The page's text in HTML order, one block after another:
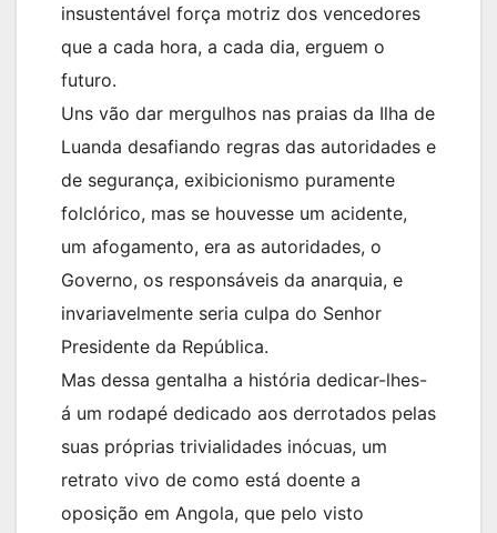
insustentável força motriz dos vencedores
que a cada hora, a cada dia, erguem o
futuro.
Uns vão dar mergulhos nas praias da Ilha de
Luanda desafiando regras das autoridades e
de segurança, exibicionismo puramente
folclórico, mas se houvesse um acidente,
um afogamento, era as autoridades, o
Governo, os responsáveis da anarquia, e
invariavelmente seria culpa do Senhor
Presidente da República.
Mas dessa gentalha a história dedicar-lhes-
á um rodapé dedicado aos derrotados pelas
suas próprias trivialidades inócuas, um
retrato vivo de como está doente a
oposição em Angola, que pelo visto